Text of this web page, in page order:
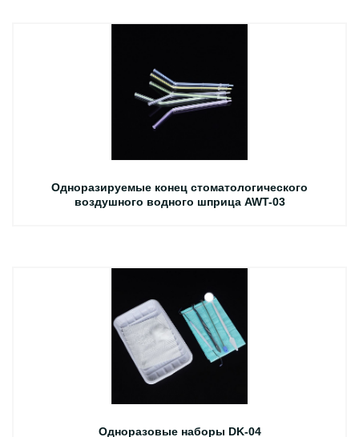
Одноразируемые конец стоматологического
воздушного водного шприца AWT-03
Одноразовые наборы DK-04